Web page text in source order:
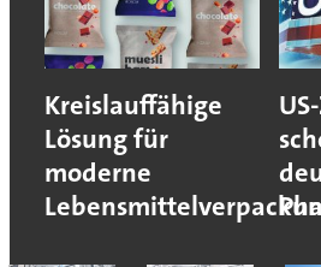
Kreislauffähige
Lösung für
moderne